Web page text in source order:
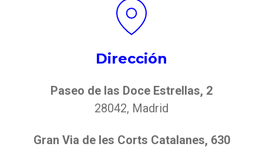
Dirección
Paseo de las Doce Estrellas, 2
28042, Madrid
Gran Via de les Corts Catalanes, 630